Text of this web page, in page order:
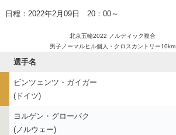
日程：2022年2月09日 20：00～
北京五輪2022 ノルディック複合
男子ノーマルヒル個人・クロスカントリー10km
選手名
ビンツェンツ・ガイガー
(ドイツ)
ヨルゲン・グローバク
(ノルウェー)